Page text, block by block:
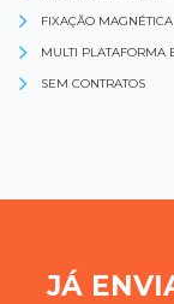
FIXAÇÃO
MULTI PLATAFORMA
SEM CONTRATOS
JÁ